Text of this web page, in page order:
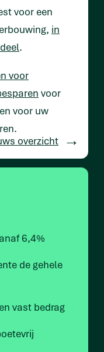
voor een
in
.
voor
voor
voor uw
overzicht
6,4%
de gehele
vast bedrag